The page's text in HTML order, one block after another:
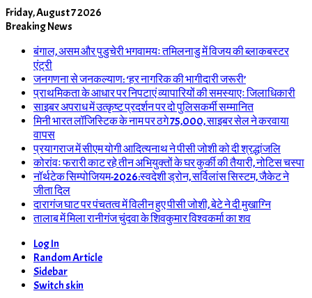
Friday, August 7 2026
Breaking News
बंगाल, असम और पुडुचेरी भगवामयः तमिलनाडु में विजय की ब्लाकबस्टर
एंट्री
जनगणना से जनकल्याण: ‘हर नागरिक की भागीदारी जरूरी’
प्राथमिकता के आधार पर निपटाएं व्यापारियों की समस्याएः जिलाधिकारी
साइबर अपराध में उत्कृष्ट प्रदर्शन पर दो पुलिसकर्मी सम्मानित
मिनी भारत लॉजिस्टिक के नाम पर ठगे 75,000, साइबर सेल ने करवाया
वापस
प्रयागराज में सीएम योगी आदित्यनाथ ने पीसी जोशी को दी श्रद्धांजलि
कोरांवः फरारी काट रहे तीन अभियुक्तों के घर कुर्की की तैयारी, नोटिस चस्पा
नॉर्थटेक सिम्पोजियम-2026:स्वदेशी ड्रोन, सर्विलांस सिस्टम, जैकेट ने
जीता दिल
दारागंज घाट पर पंचतत्व में विलीन हुए पीसी जोशी, बेटे ने दी मुखाग्नि
तालाब में मिला रानीगंज चुंदवा के शिवकुमार विश्वकर्मा का शव
Log In
Random Article
Sidebar
Switch skin